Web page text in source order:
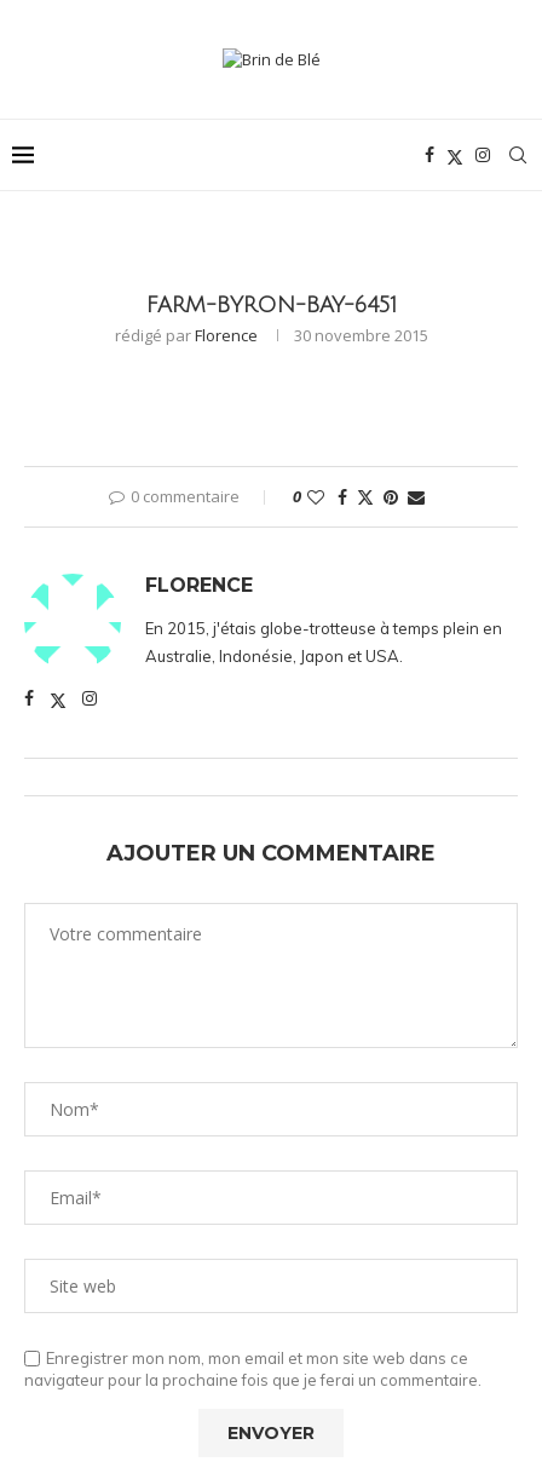
FARM-BYRON-BAY-6451
rédigé parFlorence 30 novembre 2015
0 commentaire 0
FLORENCE
En 2015, j'étais globe-trotteuse à temps plein en
Australie, Indonésie, Japon et USA.
AJOUTER UN COMMENTAIRE
Enregistrer mon nom, mon email et mon site web dans ce
navigateur pour la prochaine fois que je ferai un commentaire.